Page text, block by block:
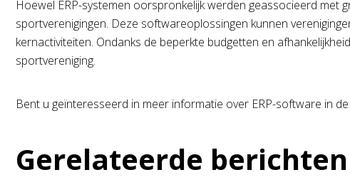
Hoewel ERP-systemen oorspronkelijk werden geassocieerd met
sportverenigingen. Deze softwareoplossingen kunnen
kernactiviteiten. Ondanks de beperkte budgetten en
sportvereniging.
Bent u geïnteresseerd in meer informatie over ERP-software in
Gerelateerde berichten